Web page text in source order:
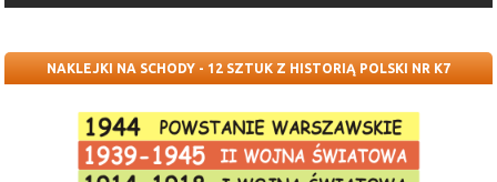
NAKLEJKI NA SCHODY - 12 SZTUK Z HISTORIĄ POLSKI NR K7